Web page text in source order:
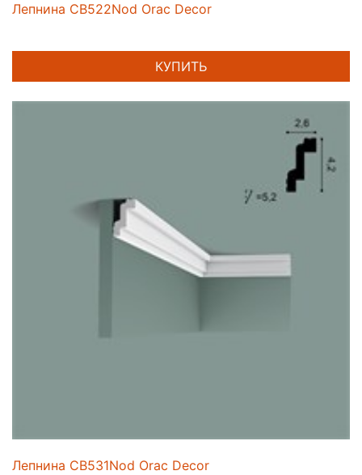
Лепнина CB522Nod Orac Decor
КУПИТЬ
Лепнина CB531Nod Orac Decor